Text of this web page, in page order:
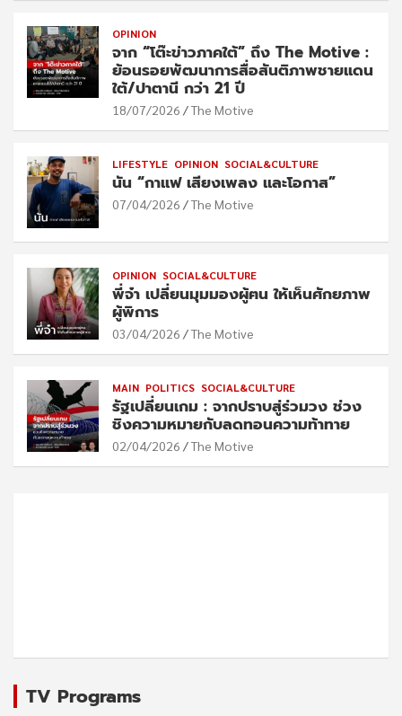
OPINION
จาก “โต๊ะข่าวภาคใต้” ถึง The Motive :
ย้อนรอยพัฒนาการสื่อสันติภาพชายแดน
ใต้/ปาตานี กว่า 21 ปี
18/07/2026 The Motive
LIFESTYLE OPINION SOCIAL&CULTURE
นัน “กาแฟ เสียงเพลง และโอกาส”
07/04/2026 The Motive
OPINION SOCIAL&CULTURE
พี่จ๋า เปลี่ยนมุมมองผู้ฅน ให้เห็นศักยภาพ
ผู้พิการ
03/04/2026 The Motive
MAIN POLITICS SOCIAL&CULTURE
รัฐเปลี่ยนเกม : จากปราบสู่ร่วมวง ช่วง
ชิงความหมายกับลดทอนความท้าทาย
02/04/2026 The Motive
TV Programs